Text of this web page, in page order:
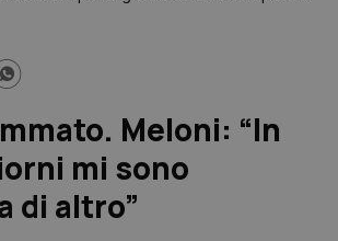
Meloni: “In
mi sono
di altro”